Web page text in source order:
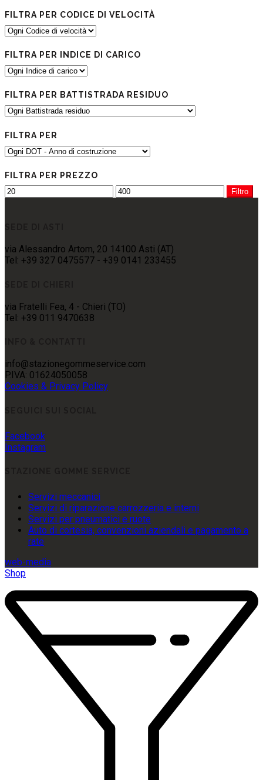
FILTRA PER CODICE DI VELOCITÀ
FILTRA PER INDICE DI CARICO
FILTRA PER BATTISTRADA RESIDUO
FILTRA PER
FILTRA PER PREZZO
Filtro
via Alessandro Artom, 20 14100 Asti (AT)
Tel: +39 327 0475577 - +39 0141 233455
via Fratelli Fea, 4 - Chieri (TO)
Tel: +39 011 9470638
info@stazionegommeservice.com
P.IVA: 01624050058
Cookies & Privacy Policy
Facebook
Instagram
Servizi meccanici
Servizi di riparazione carrozzeria e interni
Servizi per pneumatici e ruote
Auto di cortesia, convenzioni aziendali e pagamento a
rate
web-media
Shop